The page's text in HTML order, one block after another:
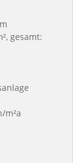
gesamt:
m²a